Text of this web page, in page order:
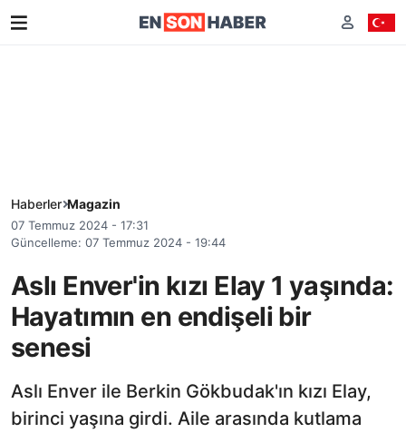
Haberler Magazin
07 Temmuz 2024 - 17:31
Güncelleme: 07 Temmuz 2024 - 19:44
Aslı Enver'in kızı Elay 1 yaşında:
Hayatımın en endişeli bir
senesi
Aslı Enver ile Berkin Gökbudak'ın kızı Elay,
birinci yaşına girdi. Aile arasında kutlama